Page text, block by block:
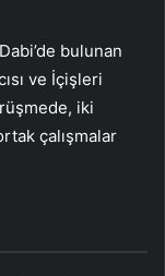
bulunan
ve İçişleri
iki
çalışmalar